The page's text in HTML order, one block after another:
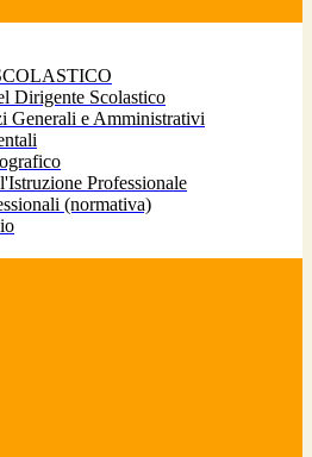
Dirigente Scolastico
Generali e Amministrativi
Professionale
(normativa)